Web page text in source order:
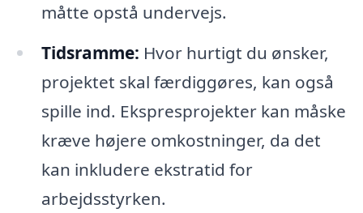
måtte opstå undervejs.
Tidsramme: Hvor hurtigt du ønsker,
projektet skal færdiggøres, kan også
spille ind. Ekspresprojekter kan måske
kræve højere omkostninger, da det
kan inkludere ekstratid for
arbejdsstyrken.